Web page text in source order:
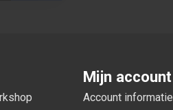
Mijn account
Account informatie